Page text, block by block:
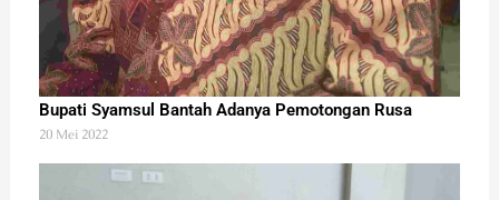
Bupati Syamsul Bantah Adanya Pemotongan Rusa
20 Mei 2022